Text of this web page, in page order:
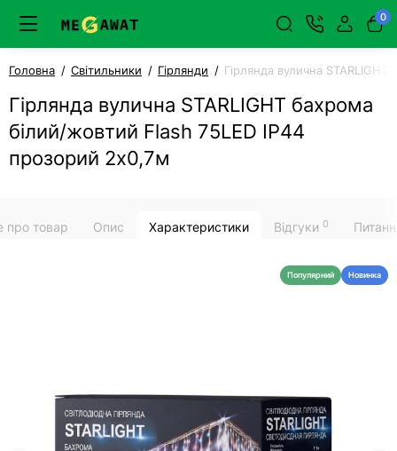
0
Головна Світильники Гірлянди Гірлянда вулична
Гірлянда вулична STARLIGHT бахрома
білий/жовтий Flash 75LED IP44
прозорий 2x0,7м
про товар Опис Характеристики Відгуки 0
Популярний Новинка